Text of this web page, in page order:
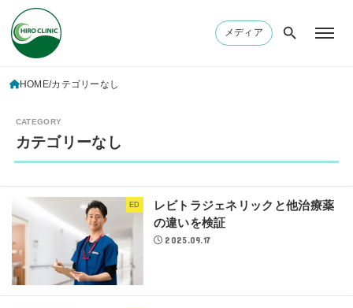
メディア
HOME カテゴリーなし
カテゴリーなし
ED
レビトラジェネリックと他治療薬
の違いを検証
2025.09.17